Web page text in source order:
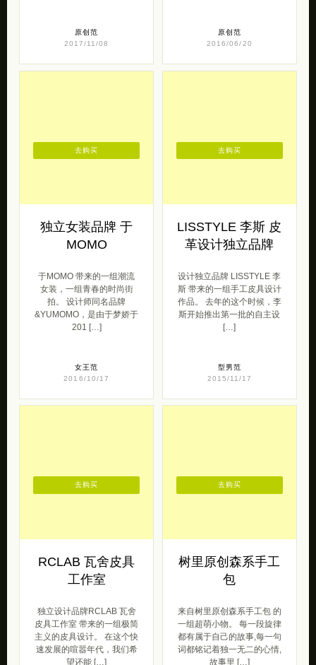
原创范
2017/11/08
原创范
2016/06/20
独立女装品牌 于
MOMO
于MOMO 带来的一组潮流
女装，一组青春的时尚街
拍。 设计师同名品牌
&YUMOMO，是由于梦娇于
201 […]
女王范
2016/10/17
去购买
LISSTYLE 李斯 皮
革设计独立品牌
设计独立品牌 LISSTYLE 李
斯 带来的一组手工皮具设计
作品。 去年的这个时候，李
斯开始推出第一批的自主设
[…]
型男范
2015/11/17
去购买
RCLAB 瓦舍皮具
工作室
独立设计品牌RCLAB 瓦舍
皮具工作室 带来的一组极简
主义的皮具设计。 在这个快
速发展的喧嚣年代，我们希
望还能 […]
去购买
树里原创森系手工
包
来自树里原创森系手工包 的
一组超萌小物。 每一段旋律
都有属于自己的故事,每一句
词都铭记着独一无二的心情,
故事里 […]
去购买